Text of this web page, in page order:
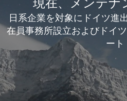
日系企業を対象にドイツ進
在員事務所設立およびドイ
ート